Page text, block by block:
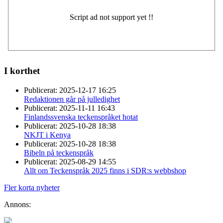
I korthet
Publicerat: 2025-12-17 16:25
Redaktionen går på julledighet
Publicerat: 2025-11-11 16:43
Finlandssvenska teckenspråket hotat
Publicerat: 2025-10-28 18:38
NKJT i Kenya
Publicerat: 2025-10-28 18:38
Bibeln på teckenspråk
Publicerat: 2025-08-29 14:55
Allt om Teckenspråk 2025 finns i SDR:s webbshop
Fler korta nyheter
Annons: